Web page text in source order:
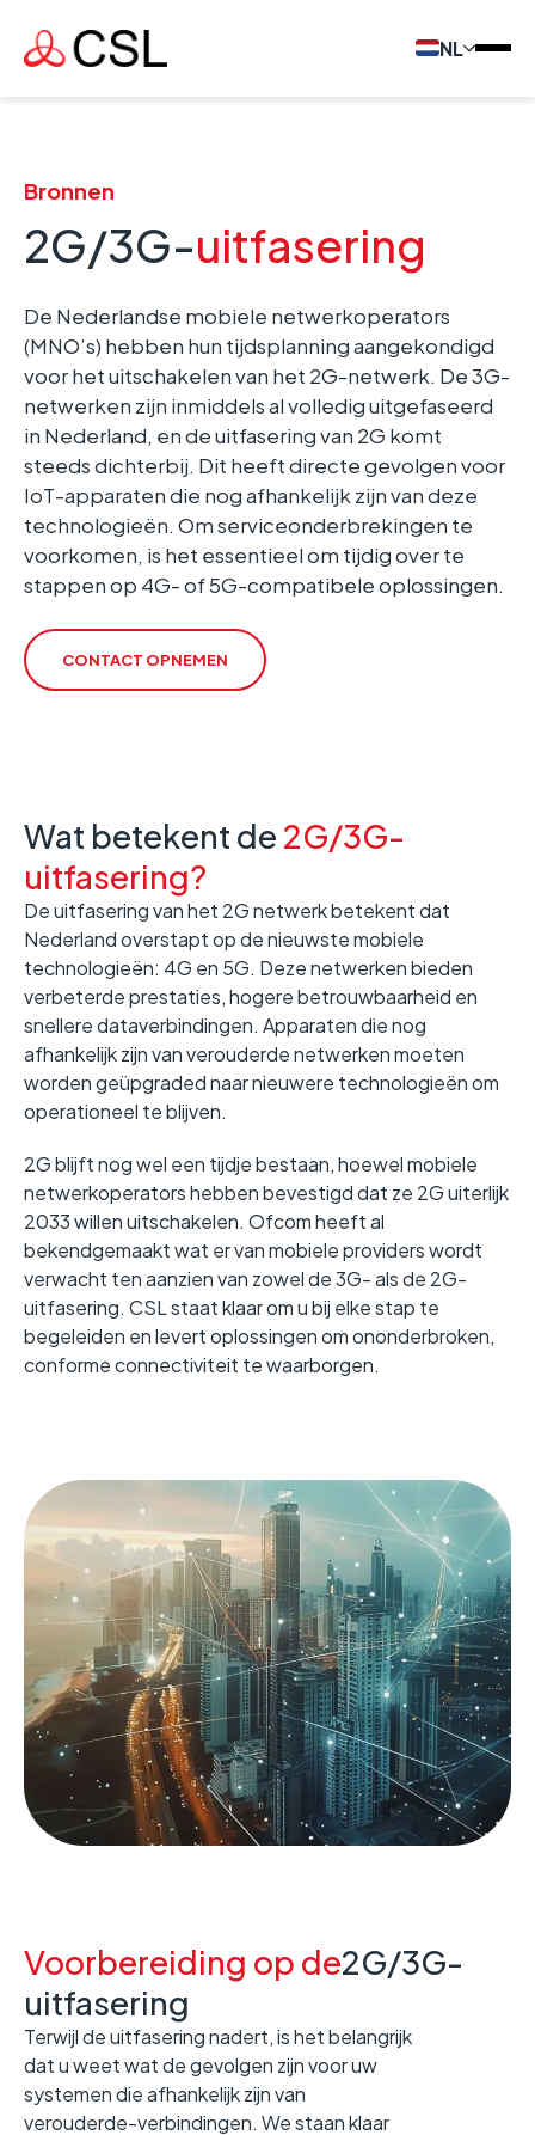
NL
Bronnen
2G/3G-uitfasering
De Nederlandse mobiele netwerkoperators
(MNO’s) hebben hun tijdsplanning aangekondigd
voor het uitschakelen van het 2G-netwerk. De 3G-
netwerken zijn inmiddels al volledig uitgefaseerd
in Nederland, en de uitfasering van 2G komt
steeds dichterbij. Dit heeft directe gevolgen voor
IoT-apparaten die nog afhankelijk zijn van deze
technologieën. Om serviceonderbrekingen te
voorkomen, is het essentieel om tijdig over te
stappen op 4G- of 5G-compatibele oplossingen.
CONTACT OPNEMEN
Wat betekent de 2G/3G-
uitfasering?
De uitfasering van het 2G netwerk betekent dat
Nederland overstapt op de nieuwste mobiele
technologieën: 4G en 5G. Deze netwerken bieden
verbeterde prestaties, hogere betrouwbaarheid en
snellere dataverbindingen. Apparaten die nog
afhankelijk zijn van verouderde netwerken moeten
worden geüpgraded naar nieuwere technologieën om
operationeel te blijven.
2G blijft nog wel een tijdje bestaan, hoewel mobiele
netwerkoperators hebben bevestigd dat ze 2G uiterlijk
2033 willen uitschakelen. Ofcom heeft al
bekendgemaakt wat er van mobiele providers wordt
verwacht ten aanzien van zowel de 3G- als de 2G-
uitfasering. CSL staat klaar om u bij elke stap te
begeleiden en levert oplossingen om ononderbroken,
conforme connectiviteit te waarborgen.
Voorbereiding op de2G/3G-
uitfasering
Terwijl de uitfasering nadert, is het belangrijk
dat u weet wat de gevolgen zijn voor uw
systemen die afhankelijk zijn van
verouderde-verbindingen. We staan klaar